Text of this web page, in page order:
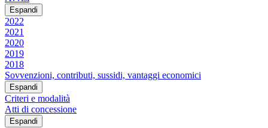
Espandi
2022
2021
2020
2019
2018
Sovvenzioni, contributi, sussidi, vantaggi economici
Espandi
Criteri e modalità
Atti di concessione
Espandi